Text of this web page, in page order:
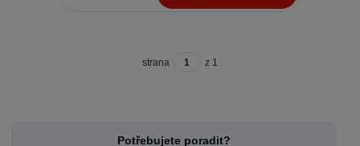
strana z 1
Potřebujete poradit?